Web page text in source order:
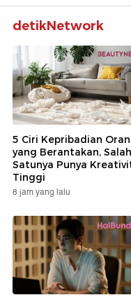
detikNetwork
5 Ciri Kepribadian
yang Berantakan, Salah
Satunya Punya
Tinggi
8 jam yang lalu